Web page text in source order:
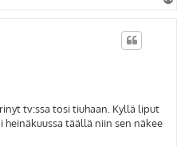
tv:ssa tosi tiuhaan. Kyllä liput
täällä niin sen näkee